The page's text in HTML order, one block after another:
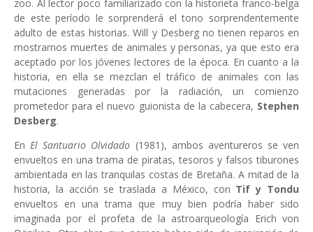
zoo. Al lector poco familiarizado con la historieta franco-belga
de este período le sorprenderá el tono sorprendentemente
adulto de estas historias. Will y Desberg no tienen reparos en
mostrarnos muertes de animales y personas, ya que esto era
aceptado por los jóvenes lectores de la época. En cuanto a la
historia, en ella se mezclan el tráfico de animales con las
mutaciones generadas por la radiación, un comienzo
prometedor para el nuevo guionista de la cabecera, Stephen
Desberg.
EnEl Santuario Olvidado (1981), ambos aventureros se ven
envueltos en una trama de piratas, tesoros y falsos tiburones
ambientada en las tranquilas costas de Bretaña. A mitad de la
historia, la acción se traslada a México, con Tif y Tondu
envueltos en una trama que muy bien podría haber sido
imaginada por el profeta de la astroarqueología Erich von